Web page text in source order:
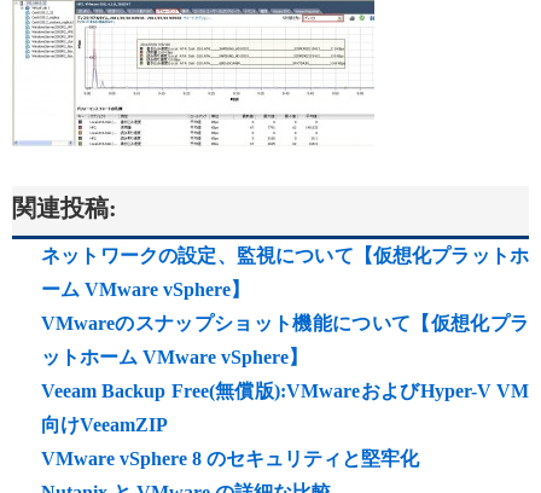
関連投稿:
ネットワークの設定、監視について【仮想化プラットホ
ーム VMware vSphere】
VMwareのスナップショット機能について【仮想化プラ
ットホーム VMware vSphere】
Veeam Backup Free(無償版):VMwareおよびHyper-V VM
向けVeeamZIP
VMware vSphere 8 のセキュリティと堅牢化